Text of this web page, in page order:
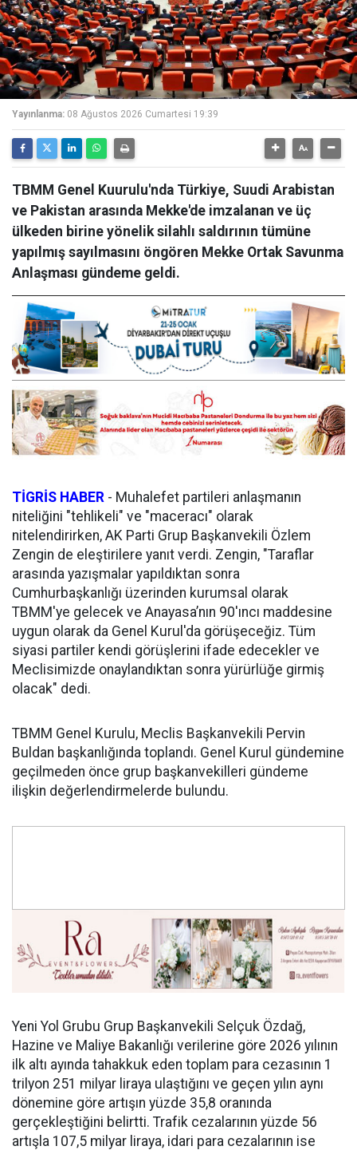
Yayınlanma: 08 Ağustos 2026 Cumartesi 19:39
TBMM Genel Kuurulu'nda Türkiye, Suudi Arabistan
ve Pakistan arasında Mekke'de imzalanan ve üç
ülkeden birine yönelik silahlı saldırının tümüne
yapılmış sayılmasını öngören Mekke Ortak Savunma
Anlaşması gündeme geldi.
TİGRİS HABER - Muhalefet partileri anlaşmanın
niteliğini "tehlikeli" ve "maceracı" olarak
nitelendirirken, AK Parti Grup Başkanvekili Özlem
Zengin de eleştirilere yanıt verdi. Zengin, "Taraflar
arasında yazışmalar yapıldıktan sonra
Cumhurbaşkanlığı üzerinden kurumsal olarak
TBMM'ye gelecek ve Anayasa’nın 90'ıncı maddesine
uygun olarak da Genel Kurul'da görüşeceğiz. Tüm
siyasi partiler kendi görüşlerini ifade edecekler ve
Meclisimizde onaylandıktan sonra yürürlüğe girmiş
olacak" dedi.
TBMM Genel Kurulu, Meclis Başkanvekili Pervin
Buldan başkanlığında toplandı. Genel Kurul gündemine
geçilmeden önce grup başkanvekilleri gündeme
ilişkin değerlendirmelerde bulundu.
Yeni Yol Grubu Grup Başkanvekili Selçuk Özdağ,
Hazine ve Maliye Bakanlığı verilerine göre 2026 yılının
ilk altı ayında tahakkuk eden toplam para cezasının 1
trilyon 251 milyar liraya ulaştığını ve geçen yılın aynı
dönemine göre artışın yüzde 35,8 oranında
gerçekleştiğini belirtti. Trafik cezalarının yüzde 56
artışla 107,5 milyar liraya, idari para cezalarının ise